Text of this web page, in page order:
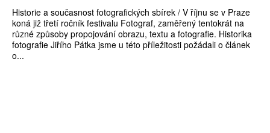
Historie a současnost fotografických sbírek / V říjnu se v Praze
koná již třetí ročník festivalu Fotograf, zaměřený tentokrát na
různé způsoby propojování obrazu, textu a fotografie. Historika
fotografie Jiřího Pátka jsme u této příležitosti požádali o článek
o...